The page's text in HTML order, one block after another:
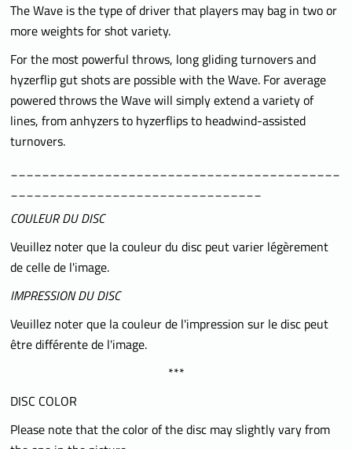
The Wave is the type of driver that players may bag in two or
more weights for shot variety.
For the most powerful throws, long gliding turnovers and
hyzerflip gut shots are possible with the Wave. For average
powered throws the Wave will simply extend a variety of
lines, from anhyzers to hyzerflips to headwind-assisted
turnovers.
COULEUR DU DISC
Veuillez noter que la couleur du disc peut varier légèrement
de celle de l'image.
IMPRESSION DU DISC
Veuillez noter que la couleur de l'impression sur le disc peut
être différente de l'image.
***
DISC COLOR
Please note that the color of the disc may slightly vary from